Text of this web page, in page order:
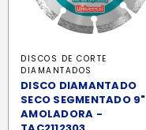
DISCOS DE CORTE
DIAMANTADOS
DISCO DIAMANTADO
SECO SEGMENTADO 9"
AMOLADORA -